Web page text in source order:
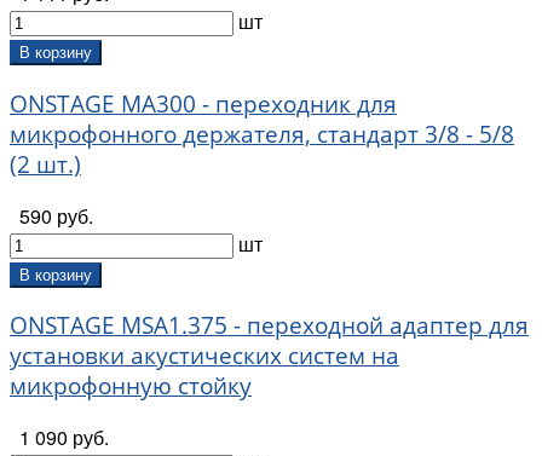
шт
В корзину
ONSTAGE MA300 - переходник для
микрофонного держателя, стандарт 3/8 - 5/8
(2 шт.)
590 руб.
шт
В корзину
ONSTAGE MSA1.375 - переходной адаптер для
установки акустических систем на
микрофонную стойку
1 090 руб.